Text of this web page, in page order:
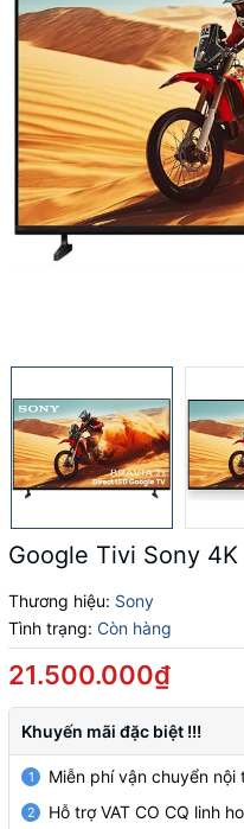
Google Tivi Sony
Thương hiệu: Sony
Tình trạng: Còn hàng
21.500.000₫
Khuyến mãi đặc biệt !!!
1 Miễn phí vận chuyển nội
2 Hỗ trợ VAT CO CQ linh